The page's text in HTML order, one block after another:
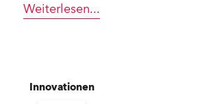
Weiterlesen...
Innovationen